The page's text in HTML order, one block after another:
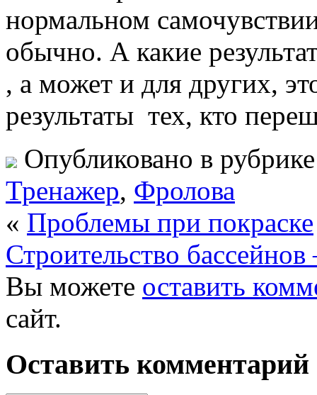
нормальном
обычно. А какие
, а может и для других,
результаты тех, кто
Опубликовано в
Тренажер, Фролова
« Проблемы при покраске
Строительство
Вы можете оставить
сайт.
Оставить комментарий